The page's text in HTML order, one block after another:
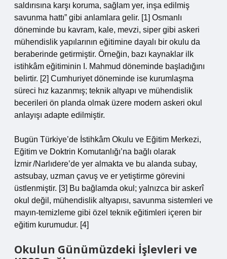
saldırısına karşı koruma, sağlam yer, inşa edilmiş
savunma hattı” gibi anlamlara gelir. [1] Osmanlı
döneminde bu kavram, kale, mevzi, siper gibi askeri
mühendislik yapılarının eğitimine dayalı bir okulu da
beraberinde getirmiştir. Örneğin, bazı kaynaklar ilk
istihkâm eğitiminin I. Mahmud döneminde başladığını
belirtir. [2] Cumhuriyet döneminde ise kurumlaşma
süreci hız kazanmış; teknik altyapı ve mühendislik
becerileri ön planda olmak üzere modern askeri okul
anlayışı adapte edilmiştir.
Bugün Türkiye’de İstihkâm Okulu ve Eğitim Merkezi,
Eğitim ve Doktrin Komutanlığı’na bağlı olarak
İzmir /Narlıdere’de yer almakta ve bu alanda subay,
astsubay, uzman çavuş ve er yetiştirme görevini
üstlenmiştir. [3] Bu bağlamda okul; yalnızca bir askerî
okul değil, mühendislik altyapısı, savunma sistemleri ve
mayın‑temizleme gibi özel teknik eğitimleri içeren bir
eğitim kurumudur. [4]
Okulun Günümüzdeki İşlevleri ve